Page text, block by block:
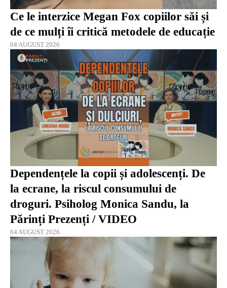
Ce le interzice Megan Fox copiilor săi și
de ce mulți îi critică metodele de educație
04 AUGUST 2026
Dependențele la copii și adolescenți. De
la ecrane, la riscul consumului de
droguri. Psiholog Monica Sandu, la
Părinți Prezenți / VIDEO
04 AUGUST 2026